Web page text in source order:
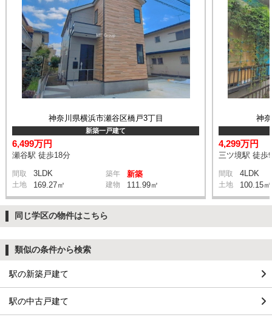
神奈川県横浜市瀬谷区橋戸3丁目
新築一戸建て
6,499万円
瀬谷駅 徒歩18分
間取 3LDK 築年 新築
土地 169.27㎡ 建物 111.99㎡
神
4,299万円
三ツ境駅 徒歩
間取 4LDK
土地 100.15㎡
同じ学区の物件はこちら
類似の条件から検索
駅の新築戸建て
駅の中古戸建て